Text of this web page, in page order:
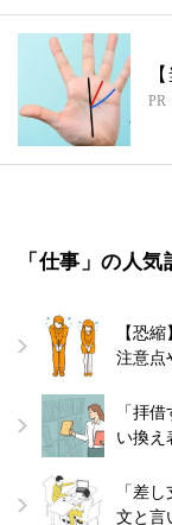
PR
「仕事」の人気
【恐
注意点
「拝
い換え
「差
文と言